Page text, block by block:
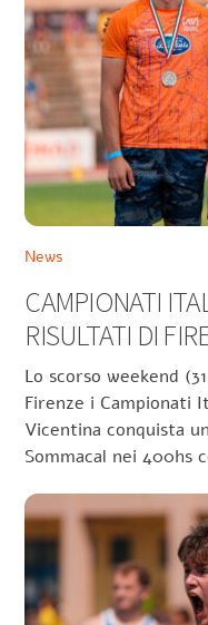
News
CAMPIONATI
RISULTATI DI
Lo scorso weekend
Firenze i Campionati
Vicentina conquista
Sommacal nei 400hs